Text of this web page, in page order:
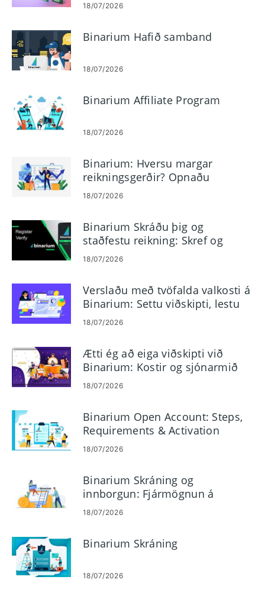
18/07/2026
Binarium Hafið samband
18/07/2026
Binarium Affiliate Program
18/07/2026
Binarium: Hversu margar
reikningsgerðir? Opnaðu
kynningarreikning með $10.000
18/07/2026
Binarium Skráðu þig og
staðfestu reikning: Skref og
kröfur
18/07/2026
Verslaðu með tvöfalda valkosti á
Binarium: Settu viðskipti, lestu
töflur, stjórnaðu áhættu
18/07/2026
Ætti ég að eiga viðskipti við
Binarium: Kostir og sjónarmið
18/07/2026
Binarium Open Account: Steps,
Requirements & Activation
18/07/2026
Binarium Skráning og
innborgun: Fjármögnun á
reikningi þínum útskýrt
18/07/2026
Binarium Skráning
18/07/2026